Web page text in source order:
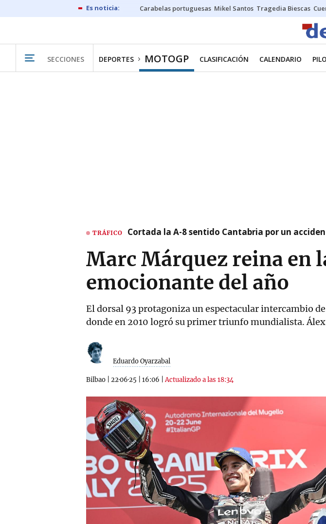
Carabelas portuguesas Mikel Santos Tragedia Biescas
SECCIONES DEPORTES MOTOGP CLASIFICACIÓN CALENDARIO
TRÁFICO Cortada la A-8 sentido Cantabria por un
Marc Márquez reina en
emocionante del año
El dorsal 93 protagoniza un espectacular intercambio
donde en 2010 logró su primer triunfo mundialista.
Eduardo Oyarzabal
Bilbao 22·06·25 16:06 |Actualizado a las 18:34